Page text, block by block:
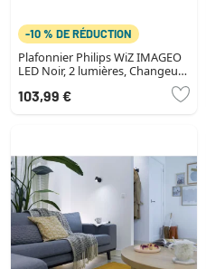
-10 % DE RÉDUCTION
Plafonnier Philips WiZ IMAGEO
LED Noir, 2 lumières, Changeur
103,99 €